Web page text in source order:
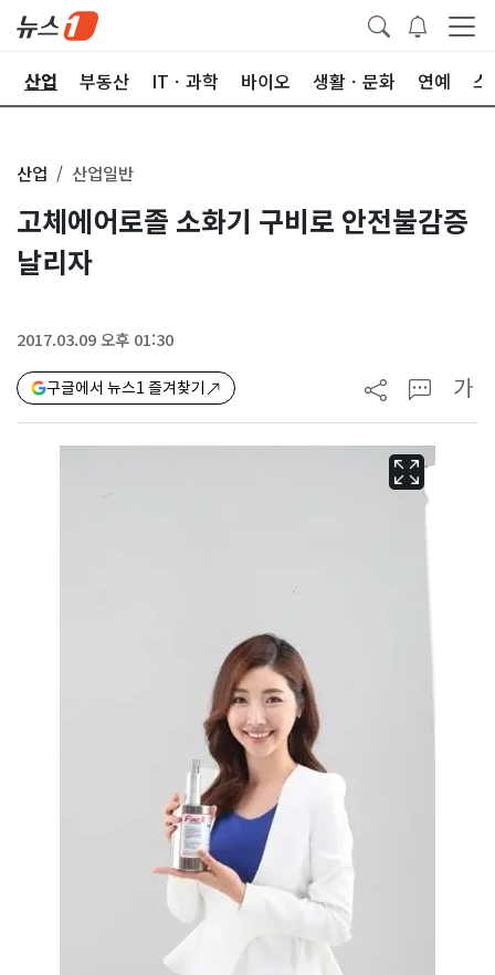
산업 부동산 ITㆍ과학 바이오 생활ㆍ문화 연예 스
산업 산업일반
고체에어로졸 소화기 구비로 안전불감증
날리자
2017.03.09 오후 01:30
구글에서 뉴스1 즐겨찾기 가